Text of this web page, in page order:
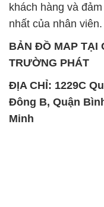
khách hàng và
nhất của nhân viên.
BẢN ĐỒ MAP TẠI
TRƯỜNG PHÁT
ĐỊA CHỈ: 1229C
Đông B, Quận
Minh